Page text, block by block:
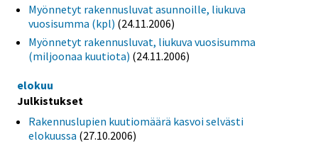
Myönnetyt rakennusluvat asunnoille, liukuva
vuosisumma (kpl) (24.11.2006)
Myönnetyt rakennusluvat, liukuva vuosisumma
(miljoonaa kuutiota) (24.11.2006)
elokuu
Julkistukset
Rakennuslupien kuutiomäärä kasvoi selvästi
elokuussa (27.10.2006)